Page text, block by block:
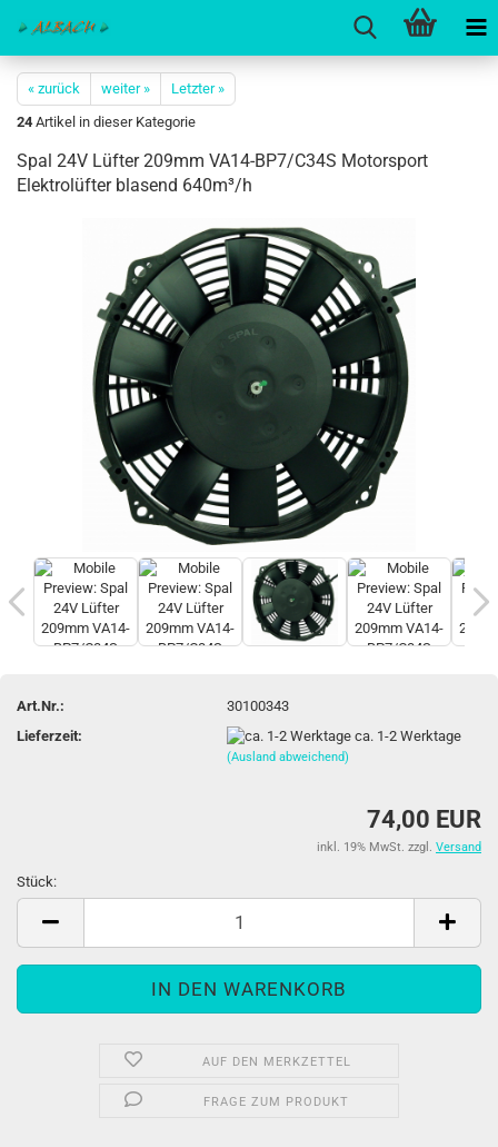
« zurück weiter »
Letzter »
24 Artikel in dieser Kategorie
Spal 24V Lüfter 209mm VA14-BP7/C34S Motorsport
Elektrolüfter blasend 640m³/h
Art.Nr.:
30100343
Lieferzeit:
ca. 1-2 Werktage
(Ausland abweichend)
74,00 EUR
inkl. 19% MwSt. zzgl. Versand
Stück:
Stück
AUF DEN MERKZETTEL
FRAGE ZUM PRODUKT